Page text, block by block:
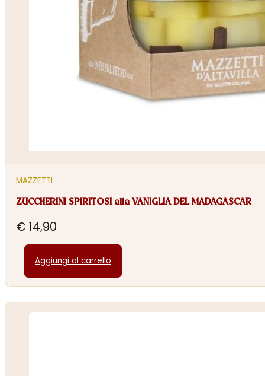
MAZZETTI
ZUCCHERINI SPIRITOSI alla VANIGLIA DEL MADAGASCAR
€ 14,90
Aggiungi al carrello